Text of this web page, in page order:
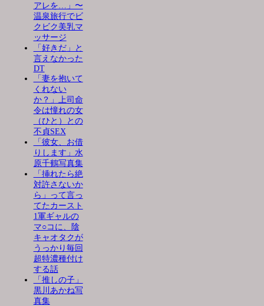
アレを…」〜
温泉旅行でビ
クビク美乳マ
ッサージ
「好きだ」と
言えなかった
DT
「妻を抱いて
くれない
か？」上司命
令は憧れの女
（ひと）との
不貞SEX
「彼女、お借
りします」水
原千鶴写真集
「挿れたら絶
対許さないか
ら」って言っ
てたカースト
1軍ギャルの
マ○コに、陰
キャオタクが
うっかり毎回
超特濃種付け
する話
「推しの子」
黒川あかね写
真集